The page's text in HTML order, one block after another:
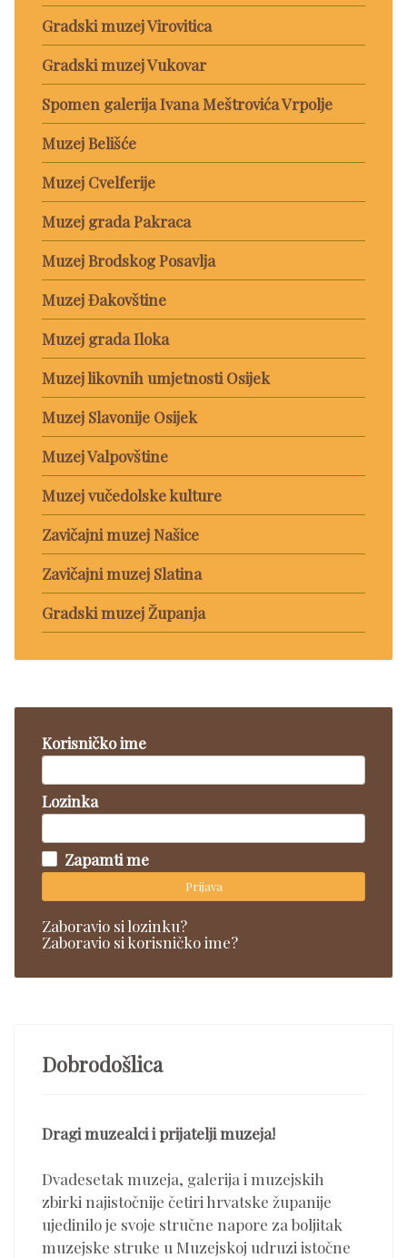
Gradski muzej Virovitica
Gradski muzej Vukovar
Spomen galerija Ivana Meštrovića Vrpolje
Muzej Belišće
Muzej Cvelferije
Muzej grada Pakraca
Muzej Brodskog Posavlja
Muzej Đakovštine
Muzej grada Iloka
Muzej likovnih umjetnosti Osijek
Muzej Slavonije Osijek
Muzej Valpovštine
Muzej vučedolske kulture
Zavičajni muzej Našice
Zavičajni muzej Slatina
Gradski muzej Županja
Korisničko ime
Lozinka
Zapamti me
Prijava
Zaboravio si lozinku?
Zaboravio si korisničko ime?
Dobrodošlica
Dragi muzealci i prijatelji muzeja!
Dvadesetak muzeja, galerija i muzejskih
zbirki najistočnije četiri hrvatske županije
ujedinilo je svoje stručne napore za boljitak
muzejske struke u Muzejskoj udruzi istočne